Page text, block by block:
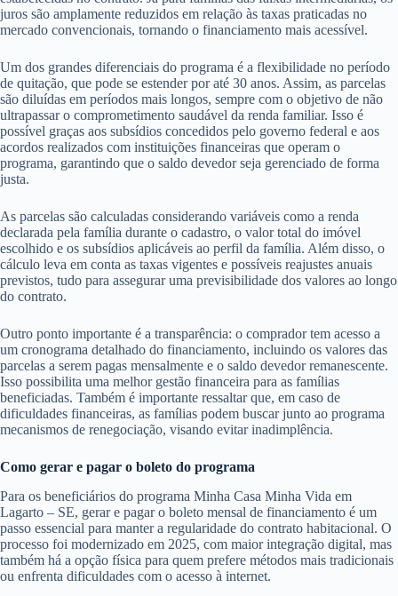
juros são amplamente reduzidos em relação às taxas praticadas no
mercado convencionais, tornando o financiamento mais acessível.
Um dos grandes diferenciais do programa é a flexibilidade no período
de quitação, que pode se estender por até 30 anos. Assim, as parcelas
são diluídas em períodos mais longos, sempre com o objetivo de não
ultrapassar o comprometimento saudável da renda familiar. Isso é
possível graças aos subsídios concedidos pelo governo federal e aos
acordos realizados com instituições financeiras que operam o
programa, garantindo que o saldo devedor seja gerenciado de forma
justa.
As parcelas são calculadas considerando variáveis como a renda
declarada pela família durante o cadastro, o valor total do imóvel
escolhido e os subsídios aplicáveis ao perfil da família. Além disso, o
cálculo leva em conta as taxas vigentes e possíveis reajustes anuais
previstos, tudo para assegurar uma previsibilidade dos valores ao longo
do contrato.
Outro ponto importante é a transparência: o comprador tem acesso a
um cronograma detalhado do financiamento, incluindo os valores das
parcelas a serem pagas mensalmente e o saldo devedor remanescente.
Isso possibilita uma melhor gestão financeira para as famílias
beneficiadas. Também é importante ressaltar que, em caso de
dificuldades financeiras, as famílias podem buscar junto ao programa
mecanismos de renegociação, visando evitar inadimplência.
Como gerar e pagar o boleto do programa
Para os beneficiários do programa Minha Casa Minha Vida em
Lagarto – SE, gerar e pagar o boleto mensal de financiamento é um
passo essencial para manter a regularidade do contrato habitacional. O
processo foi modernizado em 2025, com maior integração digital, mas
também há a opção física para quem prefere métodos mais tradicionais
ou enfrenta dificuldades com o acesso à internet.